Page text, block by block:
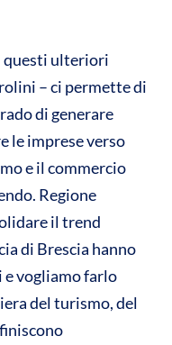
questi ulteriori
– ci permette di
di generare
le imprese verso
e il commercio
Regione
il trend
di Brescia hanno
vogliamo farlo
del turismo, del